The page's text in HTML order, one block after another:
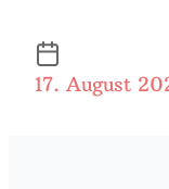
17. August